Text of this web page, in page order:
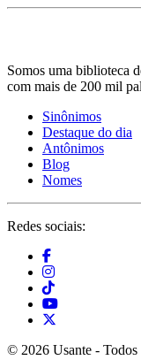
Somos uma biblioteca
com mais de 200 mil
Sinônimos
Destaque do dia
Antônimos
Blog
Nomes
Redes sociais:
© 2026 Usante - Todos